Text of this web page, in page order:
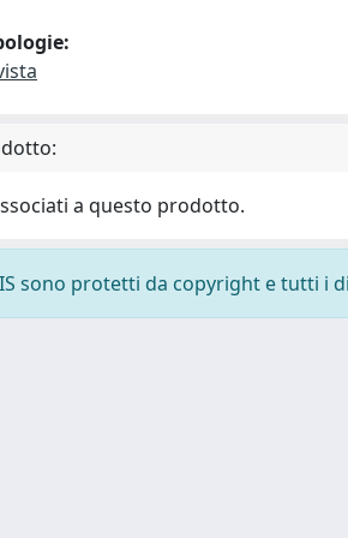
a questo prodotto.
sono protetti da copyright e tutti i